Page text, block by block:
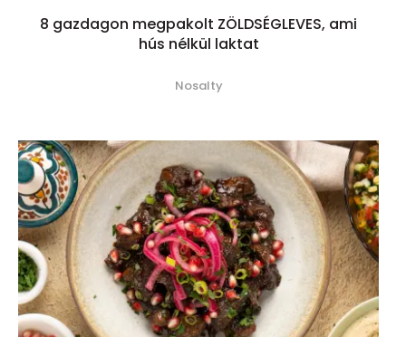
8 gazdagon megpakolt ZÖLDSÉGLEVES, ami
hús nélkül laktat
Nosalty